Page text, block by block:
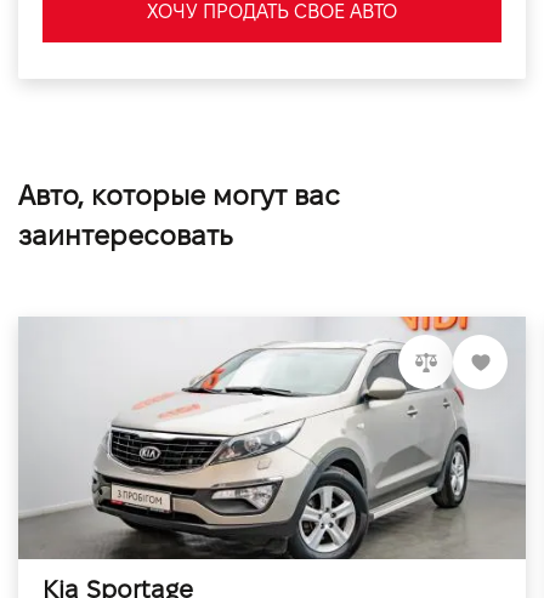
ХОЧУ ПРОДАТЬ СВОЕ АВТО
Авто, которые могут вас
заинтересовать
Kia Sportage